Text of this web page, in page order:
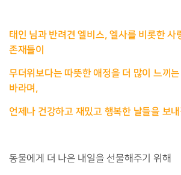
태인 님과 반려견 엘비스, 엘사를 비롯한 사
존재들이
무더위보다는 따뜻한 애정을 더 많이 느끼
바라며,
언제나 건강하고 재밌고 행복한 날들을 보
동물에게 더 나은 내일을 선물해주기 위해